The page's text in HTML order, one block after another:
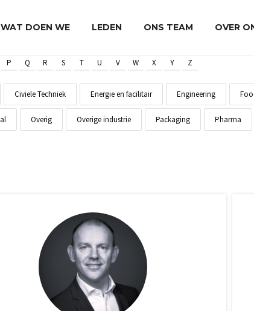
WAT DOEN WE LEDEN ONS TEAM OVER
P Q R S T U V W X Y Z
Civiele Techniek Energie en facilitair Engineering
Overig Overige industrie Packaging Pharma